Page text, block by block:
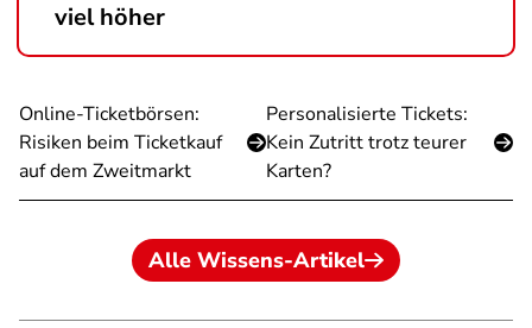
viel höher
Online-Ticketbörsen:
Risiken beim Ticketkauf
auf dem Zweitmarkt
Personalisierte Tickets:
Kein Zutritt trotz teurer
Karten?
Alle Wissens-Artikel